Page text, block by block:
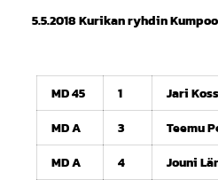
5.5.2018 Kurikan ryhdin
MD 45 1
Jari
MD A
3
Teemu
MD A
4
Jouni